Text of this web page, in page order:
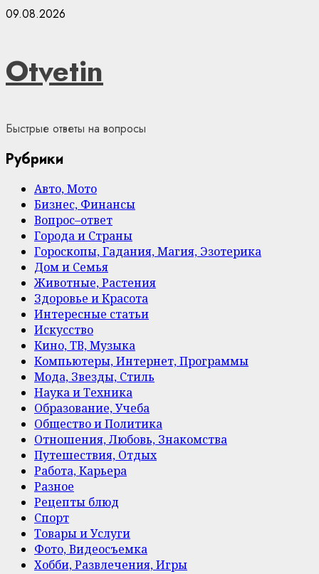
Skip
09.08.2026
Otvetin
Быстрые ответы на вопросы
Рубрики
Авто, Мото
Бизнес, Финансы
Вопрос–ответ
Города и Страны
Гороскопы, Гадания, Магия, Эзотерика
Дом и Семья
Животные, Растения
Здоровье и Красота
Интересные статьи
Искусство
Кино, ТВ, Музыка
Компьютеры, Интернет, Программы
Мода, Звезды, Стиль
Наука и Техника
Образование, Учеба
Общество и Политика
Отношения, Любовь, Знакомства
Путешествия, Отдых
Работа, Карьера
Разное
Рецепты блюд
Спорт
Товары и Услуги
Фото, Видеосъемка
Хобби, Развлечения, Игры